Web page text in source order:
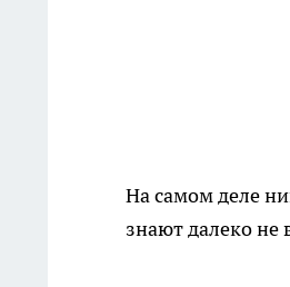
На самом деле
знают далеко не